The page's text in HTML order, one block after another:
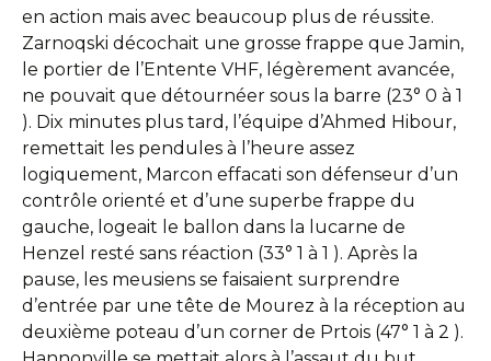
en action mais avec beaucoup plus de réussite.
Zarnoqski décochait une grosse frappe que Jamin,
le portier de l’Entente VHF, légèrement avancée,
ne pouvait que détournéer sous la barre (23° 0 à 1
). Dix minutes plus tard, l’équipe d’Ahmed Hibour,
remettait les pendules à l’heure assez
logiquement, Marcon effacati son défenseur d’un
contrôle orienté et d’une superbe frappe du
gauche, logeait le ballon dans la lucarne de
Henzel resté sans réaction (33° 1 à 1 ). Après la
pause, les meusiens se faisaient surprendre
d’entrée par une tête de Mourez à la réception au
deuxième poteau d’un corner de Prtois (47° 1 à 2 ).